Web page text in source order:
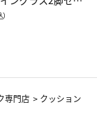
イン）
専門店 > クッション